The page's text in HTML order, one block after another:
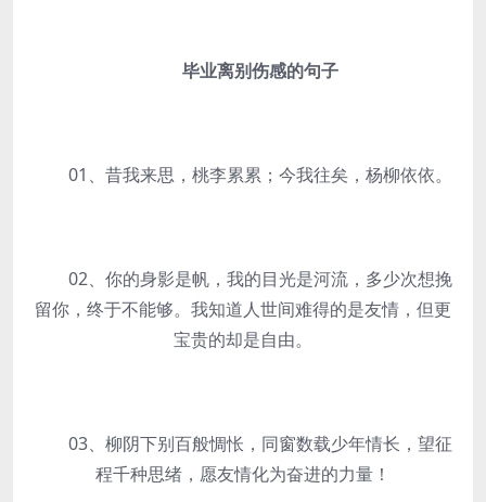
毕业离别伤感的句子
01、昔我来思，桃李累累；今我往矣，杨柳依依。
02、你的身影是帆，我的目光是河流，多少次想挽
留你，终于不能够。我知道人世间难得的是友情，但更
宝贵的却是自由。
03、柳阴下别百般惆怅，同窗数载少年情长，望征
程千种思绪，愿友情化为奋进的力量！